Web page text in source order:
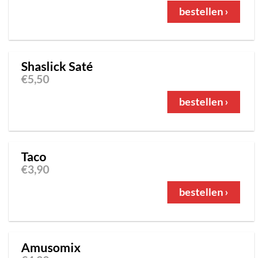
bestellen ›
Shaslick Saté
€5,50
bestellen ›
Taco
€3,90
bestellen ›
Amusomix